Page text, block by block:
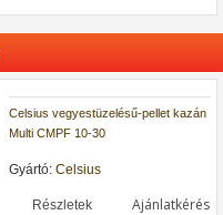
Celsius vegyestüzelésű-pellet kazán
Multi CMPF 10-30
Gyártó: Celsius
Részletek Ajánlatkérés